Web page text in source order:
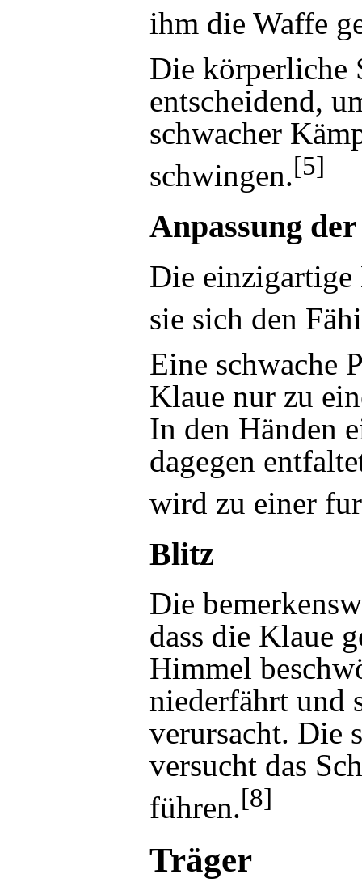
ihm die Waffe
Die körperliche
entscheidend,
schwacher
schwingen.[5]
Anpassung
Die einzigartige
sie sich den
Eine schwache
Klaue nur zu
In den Händen
dagegen
wird zu einer
Blitz
Die
dass die Klaue
Himmel
niederfährt und
verursacht. Die
versucht das
führen.[8]
Träger